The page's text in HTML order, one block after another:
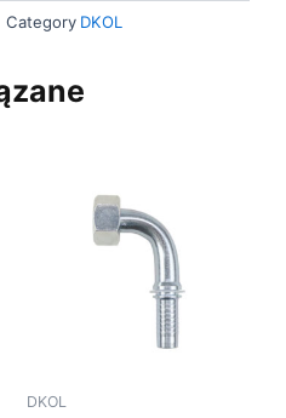
Category DKOL
DKOL